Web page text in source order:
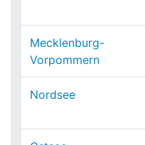
Mecklenburg-
Vorpommern
Nordsee